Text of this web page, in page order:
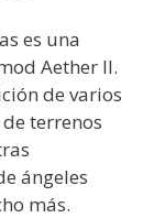
es una
Aether II.
de varios
terrenos
ángeles
más.